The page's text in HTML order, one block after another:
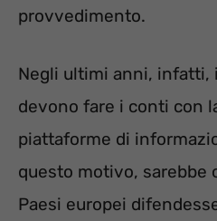
provvedimento.
Negli ultimi anni,
devono fare i conti con
piattaforme di
questo motivo, sarebbe
Paesi europei